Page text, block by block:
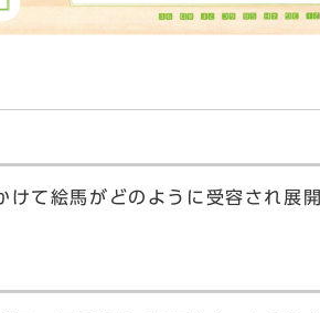
て絵馬がどのように受容され展